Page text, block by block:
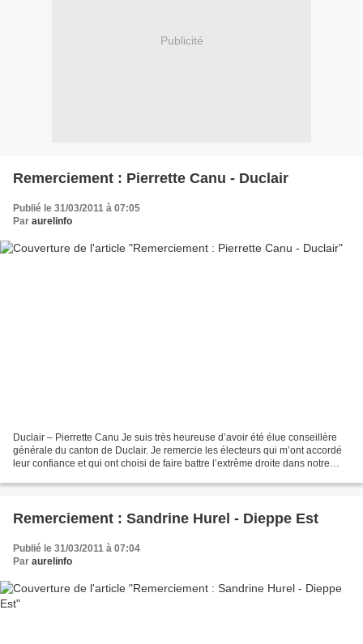
Publicité
Remerciement : Pierrette Canu - Duclair
Publié le 31/03/2011 à 07:05
Par aurelinfo
Duclair – Pierrette Canu Je suis très heureuse d’avoir été élue conseillère
générale du canton de Duclair. Je remercie les électeurs qui m’ont accordé
leur confiance et qui ont choisi de faire battre l’extrême droite dans notre
Remerciement : Sandrine Hurel - Dieppe Est
Publié le 31/03/2011 à 07:04
Par aurelinfo